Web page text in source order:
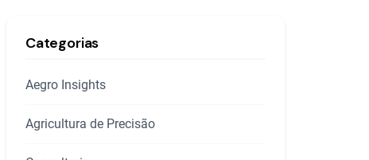
Categorias
Aegro Insights
Agricultura de Precisão